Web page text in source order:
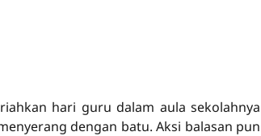
hari guru dalam aula sekolahnya
dengan batu. Aksi balasan pun